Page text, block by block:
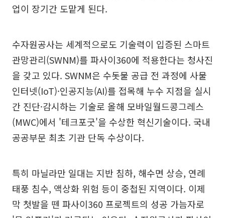
업이 장기간 도맡게 된다.
수자원공사는 세계적으로도 기술력이 입증된 스마트
관망관리(SWNM)를 파사이360에 적용한다는 청사진
을 갖고 있다. SWNM은 수돗물 공급 전 과정에 사물
인터넷(IoT)·인공지능(AI)를 접목해 누수 지점을 실시
간 진단·감시하는 기술로 올해 모바일월드콩그레스
(MWC)에서 '테크포굿'을 수상한 혁신기술이다. 국내
공공부문 최초 기관 단독 수상이다.
특히 마닐라만 일대는 지반 침하, 해수면 상승, 연례
태풍 침수, 액상화 위험 등이 중첩된 지역이다. 이제
막 첫발을 뗀 파사이360 프로젝트의 성공 가늠자로